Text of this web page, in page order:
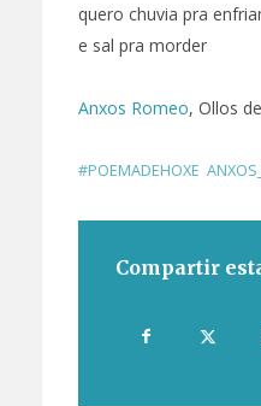
quero chuvia pra
e sal pra morder
Anxos Romeo, Ollos
#POEMADEHOXE
Compartir